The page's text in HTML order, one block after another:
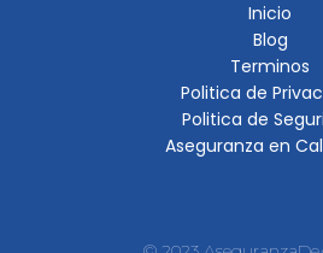
Inicio
Blog
Terminos
Politica de
Politica de
Aseguranza en